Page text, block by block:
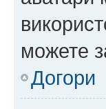
можете
Догори